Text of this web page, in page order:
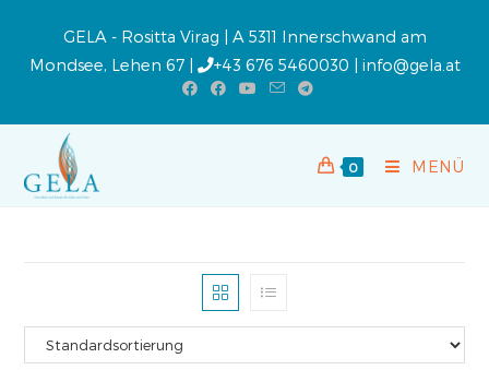
GELA - Rositta Virag | A 5311 Innerschwand am
Mondsee, Lehen 67 |
+43 676 5460030 | info@gela.at
0 MENÜ